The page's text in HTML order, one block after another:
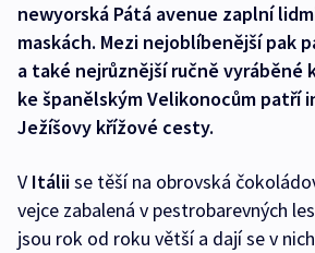
newyorská Pátá avenue zaplní
maskách. Mezi nejoblíbenější pak
a také nejrůznější ručně vyráběné
ke španělským Velikonocům patří
Ježíšovy křížové cesty.
VItáliise těší na obrovská
vejce zabalená v pestrobarevných
jsou rok od roku větší a dají se v